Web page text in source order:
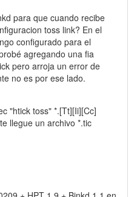
para que cuando recibe
toss link? En el
configurado para el
agregando una fia
pero arroja un error de
no es por ese lado.
"htick toss" *.[Tt][Ii][Cc]
llegue un archivo *.tic